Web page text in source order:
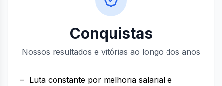
Conquistas
Nossos resultados e vitórias ao longo dos anos
– Luta constante por melhoria salarial e